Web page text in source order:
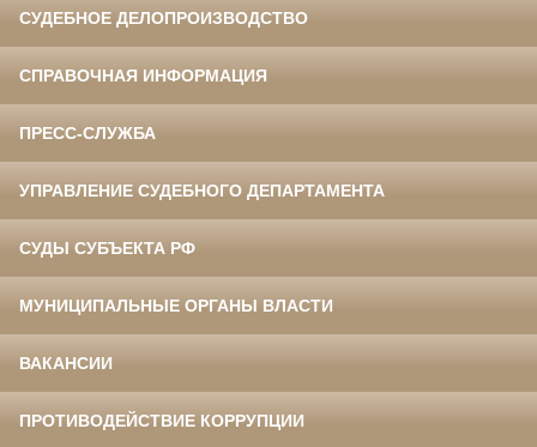
СУДЕБНОЕ ДЕЛОПРОИЗВОДСТВО
СПРАВОЧНАЯ ИНФОРМАЦИЯ
ПРЕСС-СЛУЖБА
УПРАВЛЕНИЕ СУДЕБНОГО ДЕПАРТАМЕНТА
СУДЫ СУБЪЕКТА РФ
МУНИЦИПАЛЬНЫЕ ОРГАНЫ ВЛАСТИ
ВАКАНСИИ
ПРОТИВОДЕЙСТВИЕ КОРРУПЦИИ